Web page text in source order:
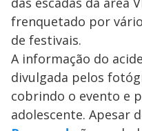
frenquetado por
de festivais.
A informação do
divulgada pelos
cobrindo o evento e
adolescente. Apesar